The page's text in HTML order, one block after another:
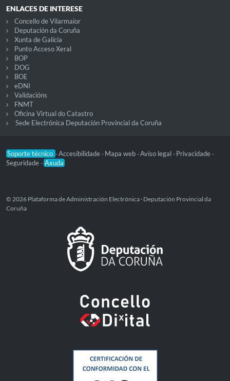
ENLACES DE INTERESE
Concello de Vilarmaior
Deputación da Coruña
Xunta de Galicia
Punto Acceso Xeral
BOP
DOG
BOE
eDNI
Validacións
FNMT
Oficina Virtual do Catastro
Sede Electrónica Deputación Provincial da Coruña
Soporte técnico -Accesibilidade - Mapa web -Aviso legal - Privacidade -
Seguridade - Axuda
© 2026 Plataforma de Administración Electrónica · Deputación Provincial da
Coruña